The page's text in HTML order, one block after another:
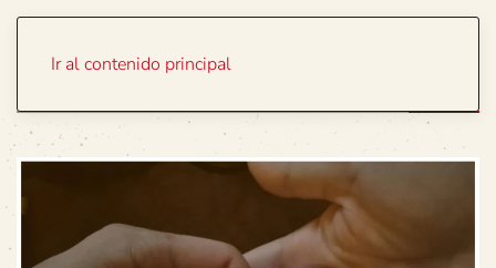
Ir al contenido principal